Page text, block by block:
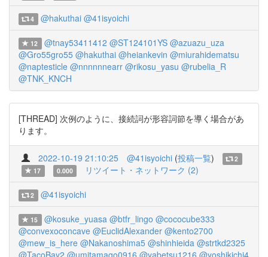
4 @hakuthai @41isyoichi
12 @tnay53411412 @ST124101YS @azuazu_uza
@Gro55gro55 @hakuthai @heiankevin @miurahidematsu
@naptesticle @nnnnnnearr @rikosu_yasu @rubelia_R
@TNK_KNCH
[THREAD] 次例のように、接続詞が形容詞節を導く場合があ
ります。
2022-10-19 21:10:25 @41isyoichi (投稿一覧)
2
17
0.000 リツイート・ネットワーク (2)
2 @41isyoichi
15 @kosuke_yuasa @btfr_lingo @cococube333
@convexoconcave @EuclidAlexander @kento2700
@mew_is_here @Nakanoshima5 @shinhieida @strtkd2325
@TacoBay2 @umitamago0916 @yabetsu1216 @yoshikichi4